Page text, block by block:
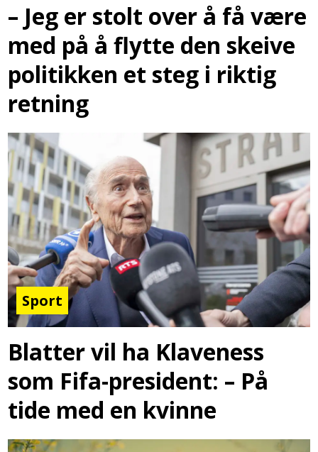
– Jeg er stolt over å få være
med på å flytte den skeive
politikken et steg i riktig
retning
Sport
Blatter vil ha Klaveness
som Fifa-president: – På
tide med en kvinne